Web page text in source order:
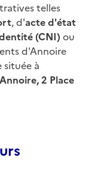
telles
, d'acte d'état
(CNI) ou
d'Annoire
située à
2 Place